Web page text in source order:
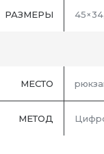
РАЗМЕРЫ
МЕСТО
МЕТОД